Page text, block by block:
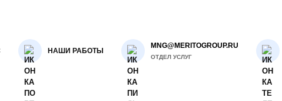
НАШИ РАБОТЫ
MNG@MERITOGROUP.RU
ОТДЕЛ УСЛУГ